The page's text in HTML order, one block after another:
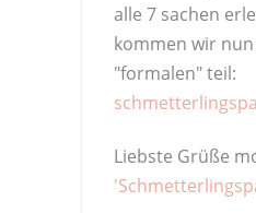
alle 7 sachen
kommen wir
"formalen" teil:
Liebste Grüße